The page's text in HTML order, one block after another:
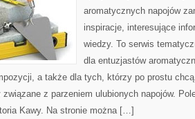
aromatycznych napojów
inspiracje, interesujące
wiedzy. To serwis
dla entuzjastów
a także dla tych, którzy po prostu
związane z parzeniem ulubionych napojów.
Kawy. Na stronie można […]